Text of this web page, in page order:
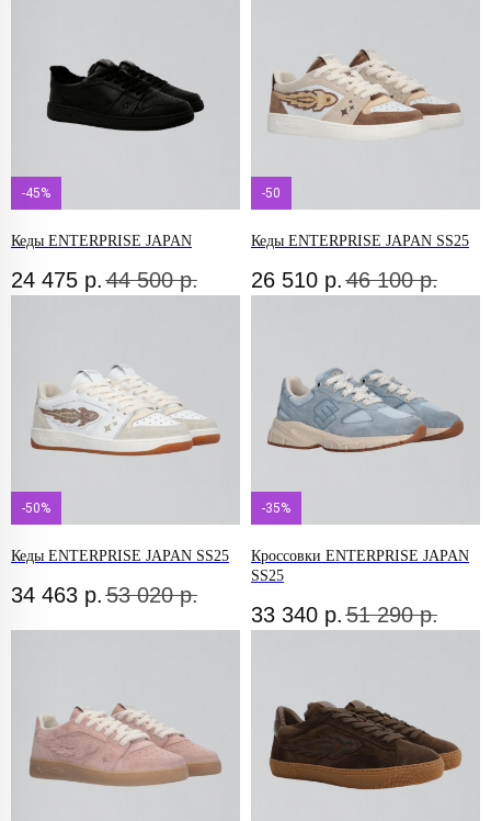
-45%
Кеды ENTERPRISE JAPAN
24 475 р. 44 500 р.
-50
Кеды ENTERPRISE JAPAN SS25
26 510 р. 46 100 р.
-50%
Кеды ENTERPRISE JAPAN SS25
34 463 р. 53 020 р.
-35%
Кроссовки ENTERPRISE JAPAN
SS25
33 340 р. 51 290 р.